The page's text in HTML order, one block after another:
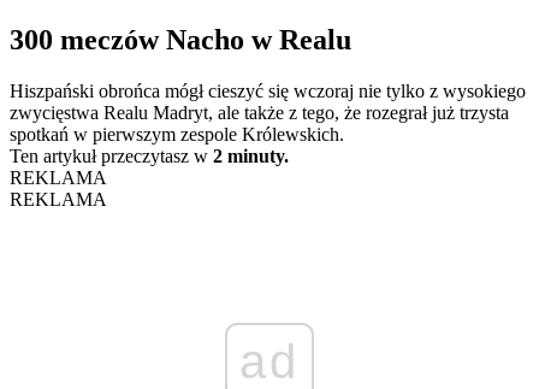
300 meczów Nacho w Realu
Hiszpański obrońca mógł cieszyć się wczoraj nie tylko z wysokiego
zwycięstwa Realu Madryt, ale także z tego, że rozegrał już trzysta
spotkań w pierwszym zespole Królewskich.
Ten artykuł przeczytasz w 2 minuty.
REKLAMA
REKLAMA
ad